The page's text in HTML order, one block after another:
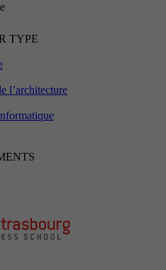
TYPE
l’architecture